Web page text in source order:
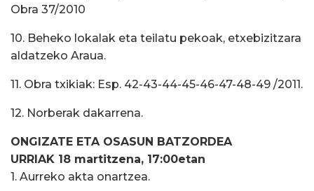
Obra 37/2010
10. Beheko lokalak eta teilatu pekoak, etxebizitzara
aldatzeko Araua.
11. Obra txikiak: Esp. 42-43-44-45-46-47-48-49 /2011.
12. Norberak dakarrena.
ONGIZATE ETA OSASUN BATZORDEA
URRIAK 18 martitzena, 17:00etan
1. Aurreko akta onartzea.